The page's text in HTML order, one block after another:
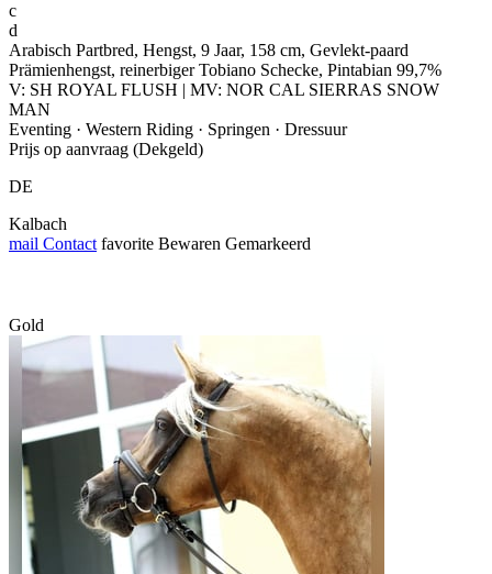
c
d
Arabisch Partbred, Hengst, 9 Jaar, 158 cm, Gevlekt-paard
Prämienhengst, reinerbiger Tobiano Schecke, Pintabian 99,7%
V: SH ROYAL FLUSH | MV: NOR CAL SIERRAS SNOW
MAN
Eventing · Western Riding · Springen · Dressuur
Prijs op aanvraag (Dekgeld)
DE
Kalbach
mail Contact favorite Bewaren Gemarkeerd
Gold